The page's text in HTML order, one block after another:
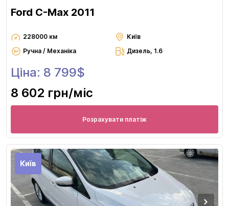
Ford C-Max 2011
228000 км
Київ
Ручна / Механіка
Дизель, 1.6
Ціна: 8 799$
8 602 грн/міс
Розрахувати платіж
Київ